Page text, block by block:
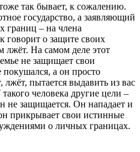
так бывает, к сожалению.
государство, а заявляющий
границ – на члена
говорит о защите своих
лжёт. На самом деле этот
не защищает свои
а он просто
лжёт, пытается выдавить из вас
человека другие цели –
не защищается. Он нападает и
прикрывает свои истинные
о личных границах.